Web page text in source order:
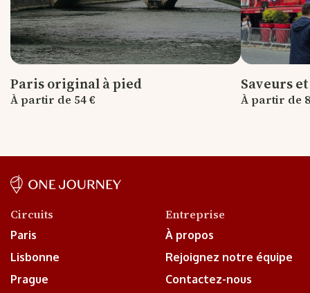
Paris original à pied
À partir de 54 €
Saveurs
À partir de
Circuits
Paris
Lisbonne
Prague
Entreprise
À propos
Rejoignez notre équipe
Contactez-nous